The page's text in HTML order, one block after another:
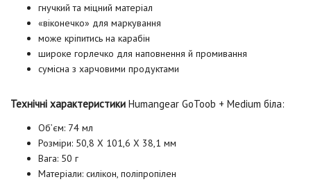
гнучкий та міцний матеріал
«віконечко» для маркування
може кріпитись на карабін
широке горлечко для наповнення й промивання
сумісна з харчовими продуктами
Технічні характеристики Humangear GoToob + Medium біла:
Об’єм: 74 мл
Розміри: 50,8 X 101,6 X 38,1 мм
Вага: 50 г
Матеріали: силікон, поліпропілен